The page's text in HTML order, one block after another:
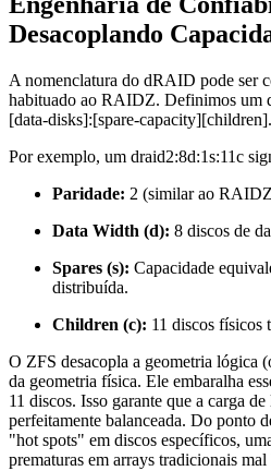
Desacoplando
A nomenclatura do dRAID pode ser
habituado ao RAIDZ. Definimos um
[data-disks]:[spare-capacity][children].
Por exemplo, um draid2:8d:1s:11c
Paridade: 2 (similar ao
Data Width (d): 8 discos de
Spares (s): Capacidade
distribuída.
Children (c): 11 discos físicos
O ZFS desacopla a geometria lógica
da geometria física. Ele embaralha
11 discos. Isso garante que a carga
perfeitamente balanceada. Do ponto
"hot spots" em discos específicos,
prematuras em arrays tradicionais mal